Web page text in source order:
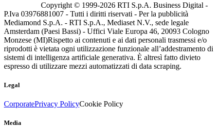
Copyright © 1999-2026 RTI S.p.A. Business Digital -
P.Iva 03976881007 - Tutti i diritti riservati - Per la pubblicità
Mediamond S.p.A. - RTI S.p.A., Mediaset N.V., sede legale
Amsterdam (Paesi Bassi) - Uffici Viale Europa 46, 20093 Cologno
Monzese (MI)Rispetto ai contenuti e ai dati personali trasmessi e/o
riprodotti è vietata ogni utilizzazione funzionale all’addestramento di
sistemi di intelligenza artificiale generativa. È altresì fatto divieto
espresso di utilizzare mezzi automatizzati di data scraping.
Legal
CorporatePrivacy PolicyCookie Policy
Media